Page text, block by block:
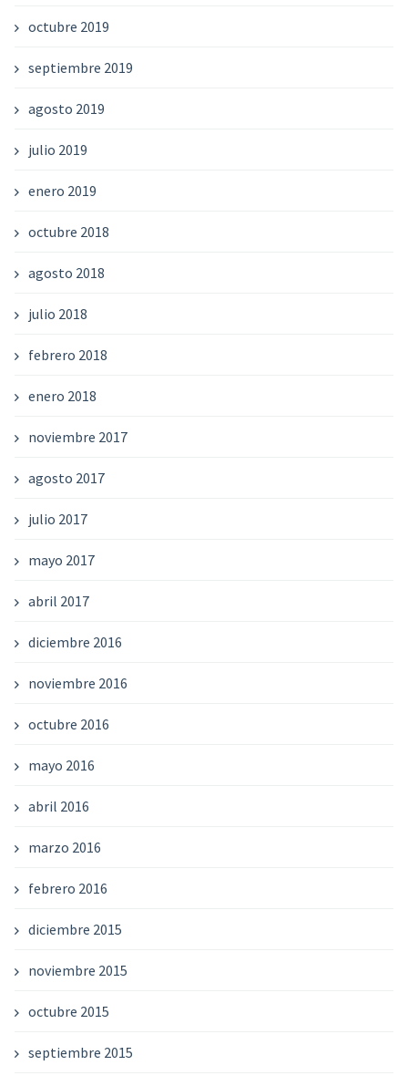
octubre 2019
septiembre 2019
agosto 2019
julio 2019
enero 2019
octubre 2018
agosto 2018
julio 2018
febrero 2018
enero 2018
noviembre 2017
agosto 2017
julio 2017
mayo 2017
abril 2017
diciembre 2016
noviembre 2016
octubre 2016
mayo 2016
abril 2016
marzo 2016
febrero 2016
diciembre 2015
noviembre 2015
octubre 2015
septiembre 2015